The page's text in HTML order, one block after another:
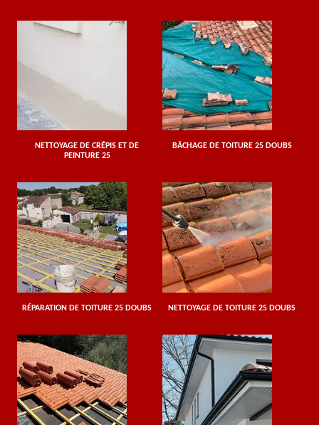
NETTOYAGE DE CRÉPIS ET DE
PEINTURE 25
BÂCHAGE DE TOITURE 25 DOUBS
RÉPARATION DE TOITURE 25 DOUBS NETTOYAGE DE TOITURE 25 DOUBS